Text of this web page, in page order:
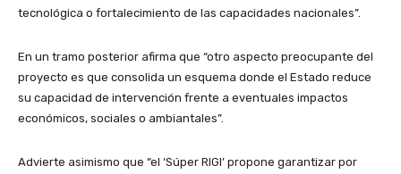
tecnológica o fortalecimiento de las capacidades nacionales”.
En un tramo posterior afirma que “otro aspecto preocupante del
proyecto es que consolida un esquema donde el Estado reduce
su capacidad de intervención frente a eventuales impactos
económicos, sociales o ambiantales”.
Advierte asimismo que “el ‘Súper RIGI’ propone garantizar por